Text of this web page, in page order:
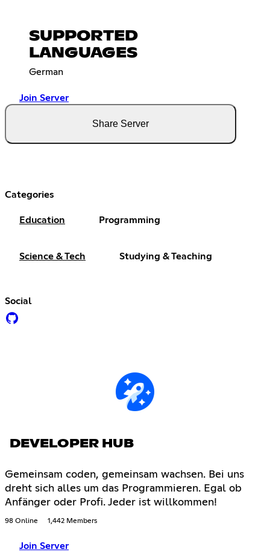
SUPPORTED
LANGUAGES
German
Join Server
Share Server
Categories
Education Programming
Science & Tech Studying & Teaching
Social
DEVELOPER HUB
Gemeinsam coden, gemeinsam wachsen. Bei uns
dreht sich alles um das Programmieren. Egal ob
Anfänger oder Profi. Jeder ist willkommen!
98 Online 1,442 Members
Join Server